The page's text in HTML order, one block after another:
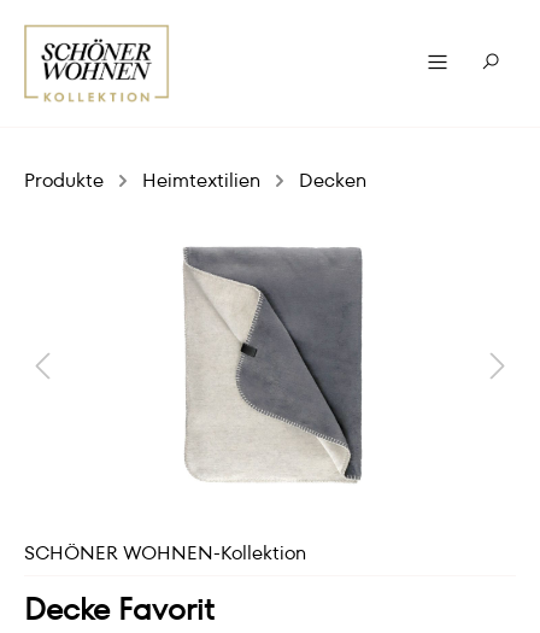
Produkte Heimtextilien Decken
SCHÖNER WOHNEN-Kollektion
Decke Favorit